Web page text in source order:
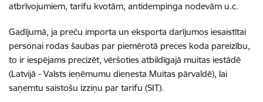
atbrīvojumiem, tarifu kvotām, antidempinga nodevām u.c.
Gadījumā, ja preču importa un eksporta darījumos iesaistītai
personai rodas šaubas par piemērotā preces koda pareizību,
to ir iespējams precizēt, vēršoties atbildīgajā muitas iestādē
(Latvijā - Valsts ieņēmumu dienesta Muitas pārvaldē), lai
saņemtu saistošu izziņu par tarifu (SIT).